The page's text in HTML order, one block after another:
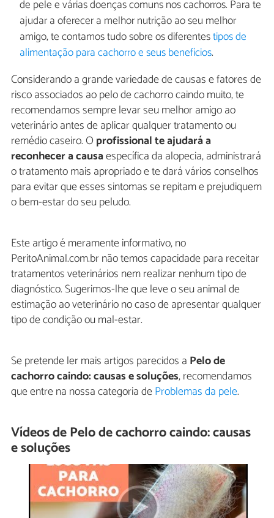
de pele e várias doenças comuns nos cachorros. Para te
ajudar a oferecer a melhor nutrição ao seu melhor
amigo, te contamos tudo sobre os diferentestipos de
alimentação para cachorro e seus benefícios.
Considerando a grande variedade de causas e fatores de
risco associados ao pelo de cachorro caindo muito, te
recomendamos sempre levar seu melhor amigo ao
veterinário antes de aplicar qualquer tratamento ou
remédio caseiro. Oprofissional te ajudará a
reconhecer a causaespecífica da alopecia, administrará
o tratamento mais apropriado e te dará vários conselhos
para evitar que esses sintomas se repitam e prejudiquem
o bem-estar do seu peludo.
Este artigo é meramente informativo, no
PeritoAnimal.com.br não temos capacidade para receitar
tratamentos veterinários nem realizar nenhum tipo de
diagnóstico. Sugerimos-lhe que leve o seu animal de
estimação ao veterinário no caso de apresentar qualquer
tipo de condição ou mal-estar.
Se pretende ler mais artigos parecidos a Pelo de
cachorro caindo: causas e soluções, recomendamos
que entre na nossa categoria deProblemas da pele.
Vídeos de Pelo de cachorro caindo: causas
e soluções